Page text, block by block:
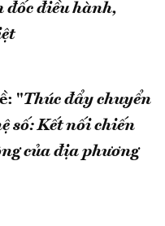
đốc điều hành,
"Thúc đẩy chuyển
số: Kết nối chiến
của địa phương